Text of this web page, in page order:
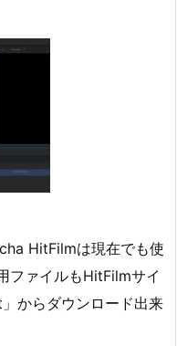
HitFilmは現在でも使
ファイルもHitFilmサイ
からダウンロード出来